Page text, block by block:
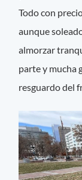
Todo con
aunque
almorzar
parte y mucha
resguardo del